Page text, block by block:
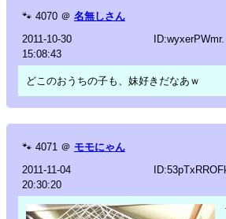
🐾 4070 ＠ 名無しさん
2011-10-30
15:08:43
ID:wyxerPWmr.
どこのおうちの子も、妹好きだなあｗ
🐾 4071 ＠ モモにゃん
2011-11-04
20:30:20